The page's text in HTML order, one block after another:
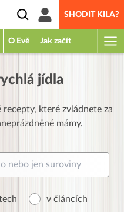
SHODIT KILA?
O Evě Jak začít
jídla
které zvládnete za
mámy.
v článcích